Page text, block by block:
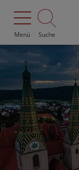
Menü Suche